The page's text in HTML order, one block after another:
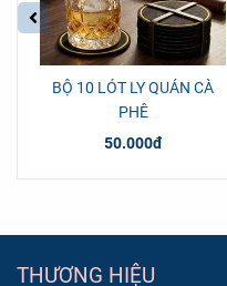
BỘ 10 LÓT LY QUÁN CÀ
PHÊ
50.000đ
THƯƠNG HIỆU